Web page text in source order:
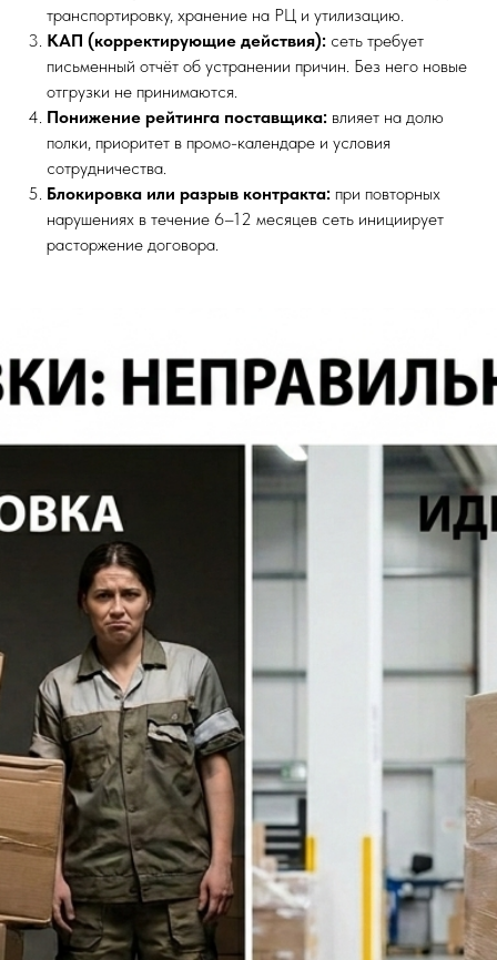
транспортировку, хранение на РЦ и утилизацию.
КАП (корректирующие действия): сеть требует
письменный отчёт об устранении причин. Без него новые
отгрузки не принимаются.
Понижение рейтинга поставщика: влияет на долю
полки, приоритет в промо-календаре и условия
сотрудничества.
Блокировка или разрыв контракта: при повторных
нарушениях в течение 6–12 месяцев сеть инициирует
расторжение договора.